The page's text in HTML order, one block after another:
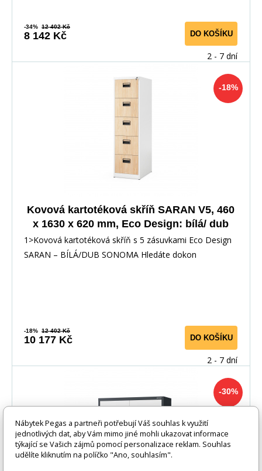
-34% 12 402 Kč
8 142 Kč DO KOŠÍKU
2 - 7 dní
-18%
Kovová kartotéková skříň SARAN V5, 460
x 1630 x 620 mm, Eco Design: bílá/ dub
sonoma
1>Kovová kartotéková skříň s 5 zásuvkami Eco Design
SARAN – BÍLÁ/DUB SONOMA Hledáte dokon
-18% 12 402 Kč
10 177 Kč DO KOŠÍKU
2 - 7 dní
-30%
Nábytek Pegas a partneři potřebují Váš souhlas k využití
jednotlivých dat, aby Vám mimo jiné mohli ukazovat informace
týkající se Vašich zájmů pomocí personalizace reklam. Souhlas
udělíte kliknutím na políčko "Ano, souhlasím".